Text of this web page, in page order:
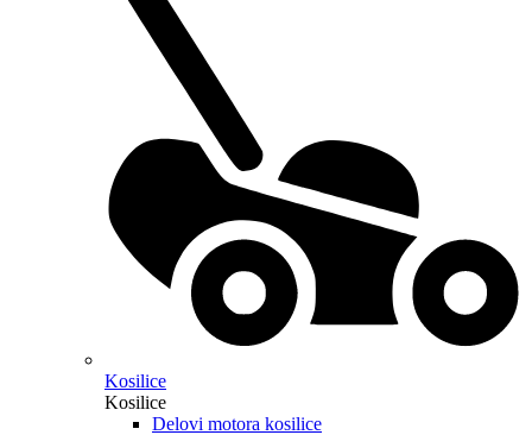
Kosilice
Kosilice
Delovi motora kosilice